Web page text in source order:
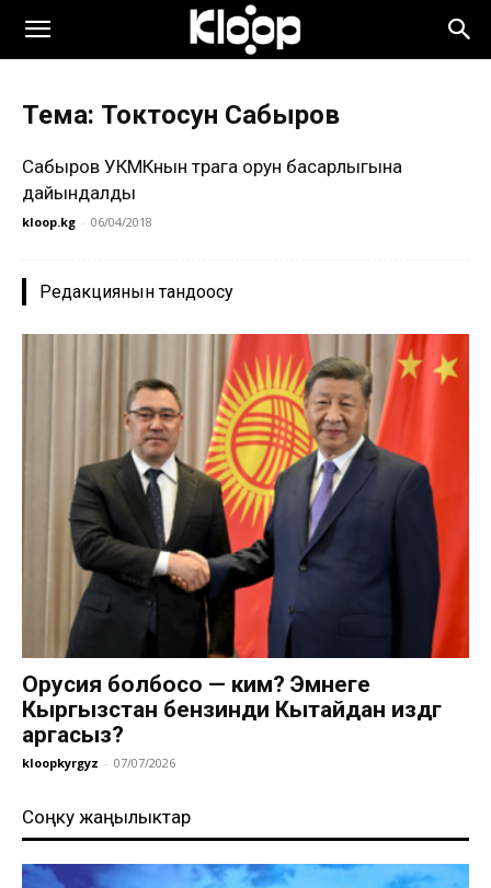
Тема: Токтосун Сабыров
Сабыров УКМКнын төрага орун басарлыгына
дайындалды
kloop.kg - 06/04/2018
Редакциянын тандоосу
Орусия болбосо — ким? Эмнеге
Кыргызстан бензинди Кытайдан издөөгө
аргасыз?
kloopkyrgyz - 07/07/2026
Соңку жаңылыктар